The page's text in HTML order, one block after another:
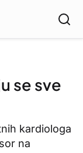
se sve
kardiologa
na